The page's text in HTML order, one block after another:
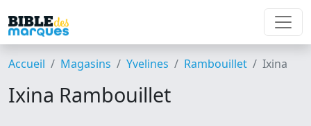
Accueil Magasins Yvelines Rambouillet Ixina
Ixina Rambouillet